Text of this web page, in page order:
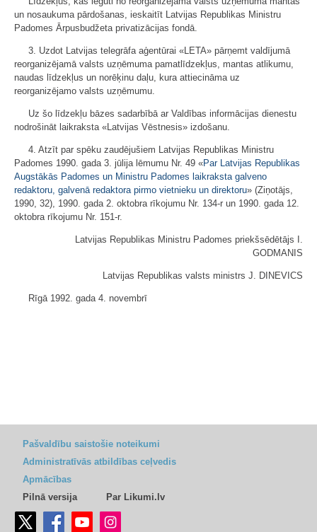
un nosaukuma pārdošanas, ieskaitīt Latvijas Republikas Ministru
Padomes Ārpusbudžeta privatizācijas fondā.
3. Uzdot Latvijas telegrāfa aģentūrai «LETA» pārņemt valdījumā
reorganizējamā valsts uzņēmuma pamatlīdzekļus, mantas atlikumu,
naudas līdzekļus un norēķinu daļu, kura attiecināma uz
reorganizējamo valsts uzņēmumu.
Uz šo līdzekļu bāzes sadarbībā ar Valdības informācijas dienestu
nodrošināt laikraksta «Latvijas Vēstnesis» izdošanu.
4. Atzīt par spēku zaudējušiem Latvijas Republikas Ministru
Padomes 1990. gada 3. jūlija lēmumu Nr. 49 «Par Latvijas Republikas
Augstākās Padomes un Ministru Padomes laikraksta galveno
redaktoru, galvenā redaktora pirmo vietnieku un direktoru» (Ziņotājs,
1990, 32), 1990. gada 2. oktobra rīkojumu Nr. 134-r un 1990. gada 12.
oktobra rīkojumu Nr. 151-r.
Latvijas Republikas Ministru Padomes priekšsēdētājs I.
GODMANIS
Latvijas Republikas valsts ministrs J. DINEVICS
Rīgā 1992. gada 4. novembrī
Pašvaldību saistošie noteikumi
Administratīvās atbildības ceļvedis
Apmācības
Pilnā versija
Par Likumi.lv